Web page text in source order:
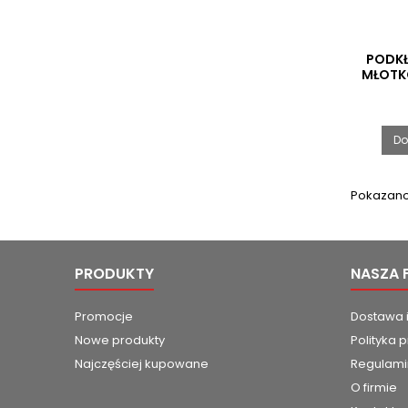
PRODUKTY
Promocje
Nowe produkty
Najczęściej kupowane
NASZA
Dostawa
Polityka
O firmie